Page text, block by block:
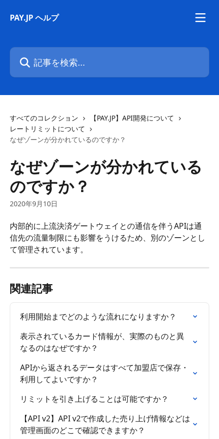
PAY.JP ヘルプ
記事を検索...
すべてのコレクション
【PAY.JP】API開発について
レートリミットについて
なぜゾーンが分かれているのですか？
なぜゾーンが分かれている
のですか？
2020年9月10日
内部的に上流決済ゲートウェイとの通信を伴うAPIは通
信先の流量制限にも影響をうけるため、別のゾーンとし
て管理されています。
関連記事
利用開始までどのような流れになりますか？
表示されているカード情報が、実際のものと異
なるのはなぜですか？
APIから返されるデータはすべて加盟店で保存・
利用してよいですか？
リミットを引き上げることは可能ですか？
【API v2】API v2で作成した売り上げ情報などは
管理画面のどこで確認できますか？